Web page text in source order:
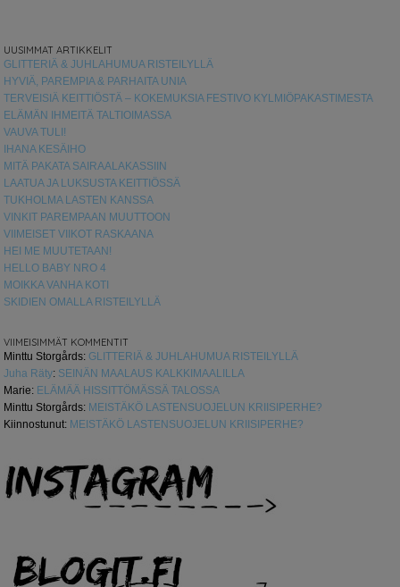
UUSIMMAT ARTIKKELIT
GLITTERIÄ & JUHLAHUMUA RISTEILYLLÄ
HYVIÄ, PAREMPIA & PARHAITA UNIA
TERVEISIÄ KEITTIÖSTÄ – KOKEMUKSIA FESTIVO KYLMIÖPAKASTIMESTA
ELÄMÄN IHMEITÄ TALTIOIMASSA
VAUVA TULI!
IHANA KESÄIHO
MITÄ PAKATA SAIRAALAKASSIIN
LAATUA JA LUKSUSTA KEITTIÖSSÄ
TUKHOLMA LASTEN KANSSA
VINKIT PAREMPAAN MUUTTOON
VIIMEISET VIIKOT RASKAANA
HEI ME MUUTETAAN!
HELLO BABY NRO 4
MOIKKA VANHA KOTI
SKIDIEN OMALLA RISTEILYLLÄ
VIIMEISIMMÄT KOMMENTIT
Minttu Storgårds: GLITTERIÄ & JUHLAHUMUA RISTEILYLLÄ
Juha Räty: SEINÄN MAALAUS KALKKIMAALILLA
Marie: ELÄMÄÄ HISSITTÖMÄSSÄ TALOSSA
Minttu Storgårds: MEISTÄKÖ LASTENSUOJELUN KRIISIPERHE?
Kiinnostunut: MEISTÄKÖ LASTENSUOJELUN KRIISIPERHE?